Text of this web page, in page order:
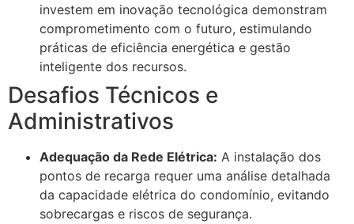
investem em inovação tecnológica demonstram
comprometimento com o futuro, estimulando
práticas de eficiência energética e gestão
inteligente dos recursos.
Desafios Técnicos e
Administrativos
Adequação da Rede Elétrica: A instalação dos
pontos de recarga requer uma análise detalhada
da capacidade elétrica do condomínio, evitando
sobrecargas e riscos de segurança.